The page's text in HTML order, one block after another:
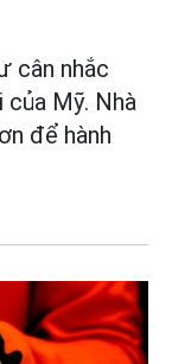
cân nhắc
Mỹ. Nhà
để hành